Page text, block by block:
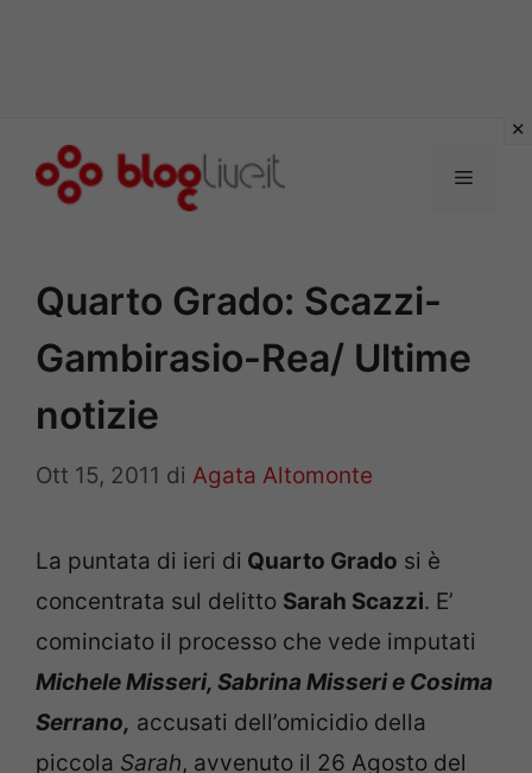
Menu
Quarto Grado: Scazzi-
Gambirasio-Rea/ Ultime
notizie
Ott 15, 2011 di Agata Altomonte
La puntata di ieri di Quarto Grado si è
concentrata sul delitto Sarah Scazzi. E’
cominciato il processo che vede imputati
Michele Misseri, Sabrina Misseri e Cosima
Serrano, accusati dell’omicidio della
piccola Sarah, avvenuto il 26 Agosto del